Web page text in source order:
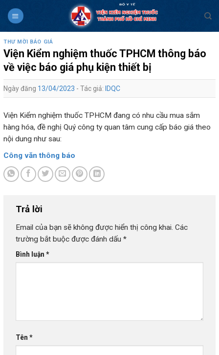
THƯ MỜI BÁO GIÁ
Viện Kiểm nghiệm thuốc TPHCM thông báo
về việc báo giá phụ kiện thiết bị
Ngày đăng 13/04/2023 - Tác giả: IDQC
Viện Kiểm nghiệm thuốc TPHCM đang có nhu cầu mua sắm
hàng hóa, đề nghị Quý công ty quan tâm cung cấp báo giá theo
nội dung như sau:
Công văn thông báo
Trả lời
Email của bạn sẽ không được hiển thị công khai. Các
trường bắt buộc được đánh dấu *
Bình luận *
Tên *